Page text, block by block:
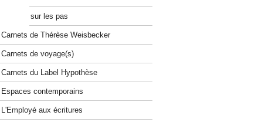
sur les pas
Carnets de Thérèse Weisbecker
Carnets de voyage(s)
Carnets du Label Hypothèse
Espaces contemporains
L'Employé aux écritures